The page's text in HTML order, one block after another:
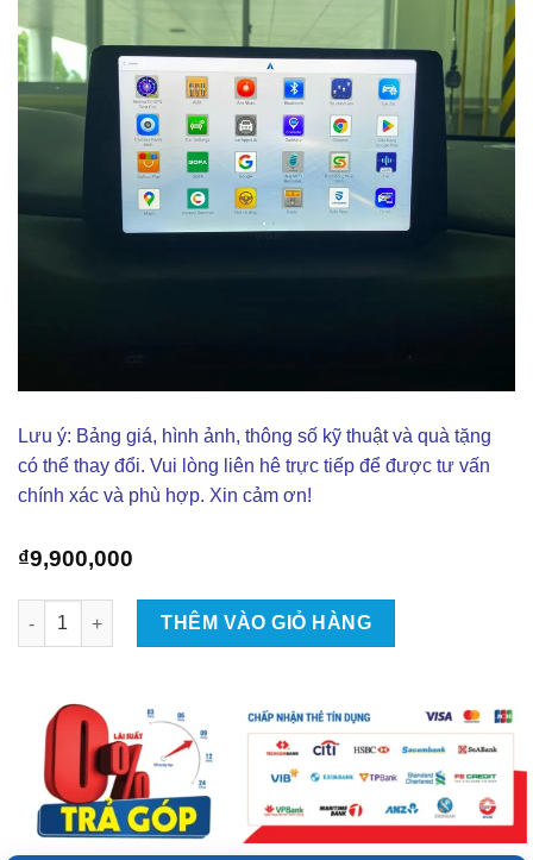
Lưu ý: Bảng giá, hình ảnh, thông số kỹ thuật và quà tặng
có thể thay đổi. Vui lòng liên hê trực tiếp để được tư vấn
chính xác và phù hợp. Xin cảm ơn!
₫9,900,000
Gắn Màn Hình Android Utour Cho Mazda CX8 số lượng
THÊM VÀO GIỎ HÀNG